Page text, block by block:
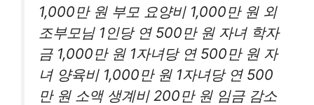
1,000만 원 부모 요양비 1,000만 원 외
조부모님 1인당 연 500만 원 자녀 학자
금 1,000만 원 1자녀당 연 500만 원 자
녀 양육비 1,000만 원 1자녀당 연 500
만 원 소액 생계비 200만 원 임금 감소